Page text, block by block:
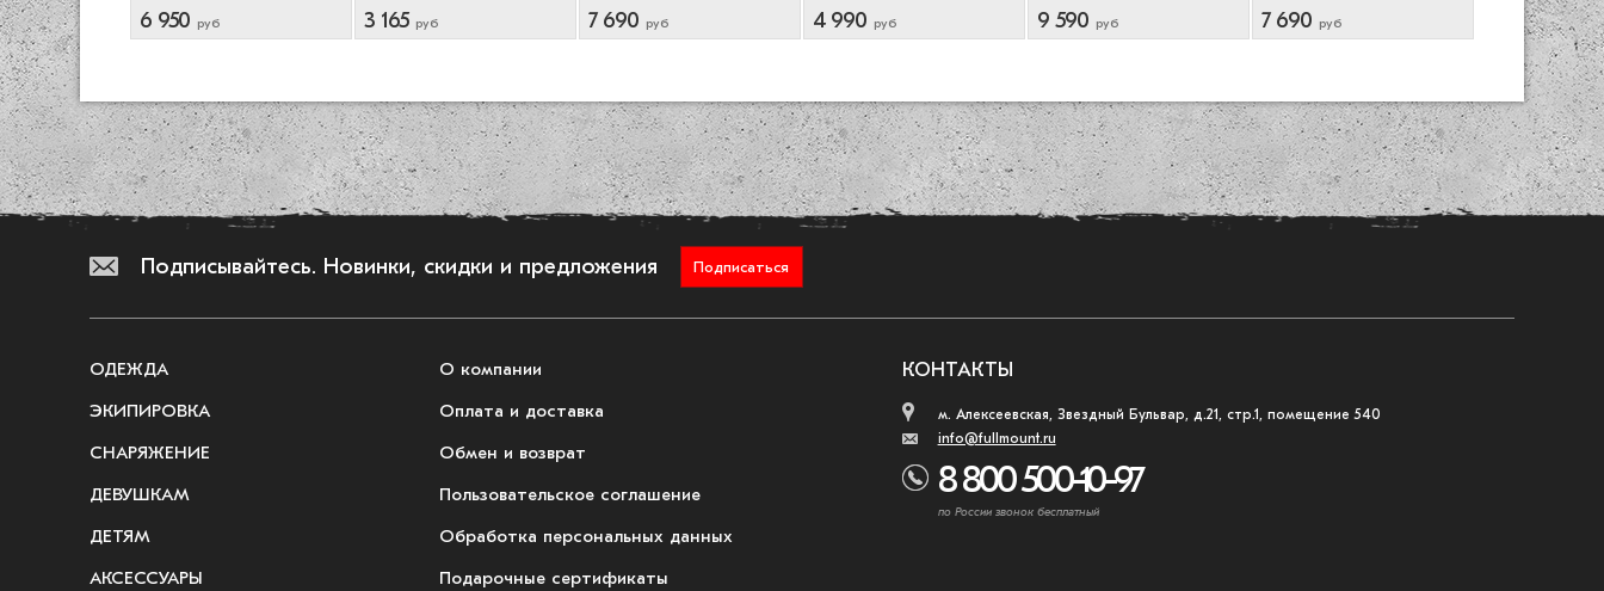
6 950 руб 3 165 руб 7 690 руб 4 990 руб 9 590 руб 7 690 руб 3 850 руб
Подписывайтесь. Новинки, скидки и предложения Подписаться
КОНТАКТЫ
м. Алексеевская, Звездный Бульвар, д.21, стр.1, помещение 540
info@fullmount.ru
8 800 500-10-97
по России звонок бесплатный
ОДЕЖДА
ЭКИПИРОВКА
СНАРЯЖЕНИЕ
ДЕВУШКАМ
ДЕТЯМ
АКСЕССУАРЫ
О компании
Оплата и доставка
Обмен и возврат
Пользовательское соглашение
Обработка персональных данных
Подарочные сертификаты